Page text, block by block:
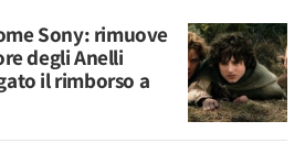
Sony: rimuove
degli Anelli
il rimborso a